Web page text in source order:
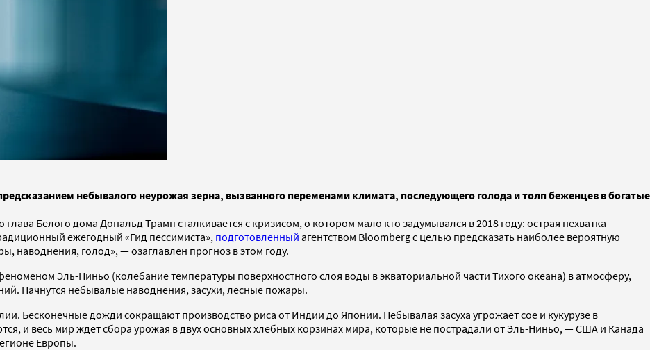
небывалого неурожая зерна, вызванного переменами климата, последующего голода и толп беженцев в богатые
Белого дома Дональд Трамп сталкивается с кризисом, о котором мало кто задумывался в 2018 году: острая нехватка
ежегодный «Гид пессимиста», подготовленный агентством Bloomberg с целью предсказать наиболее вероятную
наводнения, голод», — озаглавлен прогноз в этом году.
Эль-Ниньо (колебание температуры поверхностного слоя воды в экваториальной части Тихого океана) в атмосферу,
Начнутся небывалые наводнения, засухи, лесные пожары.
Бесконечные дожди сокращают производство риса от Индии до Японии. Небывалая засуха угрожает сое и кукурузе в
и весь мир ждет сбора урожая в двух основных хлебных корзинах мира, которые не пострадали от Эль-Ниньо, — США и Канада
Европы.